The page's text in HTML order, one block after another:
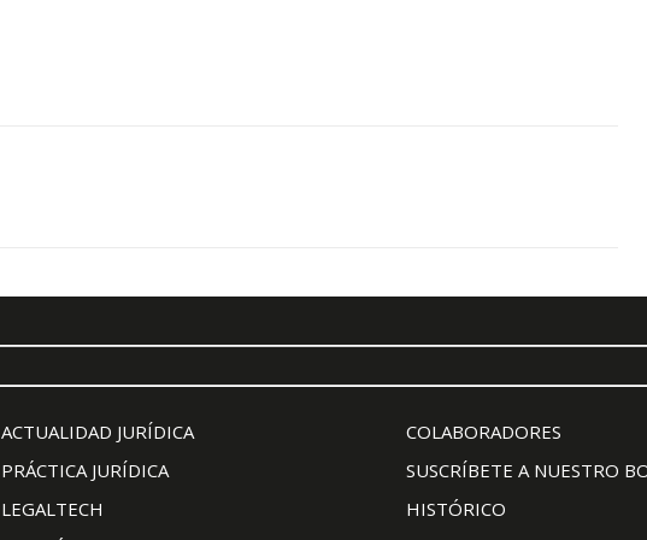
ACTUALIDAD JURÍDICA
PRÁCTICA JURÍDICA
LEGALTECH
COLABORADORES
SUSCRÍBETE A NUESTRO
HISTÓRICO